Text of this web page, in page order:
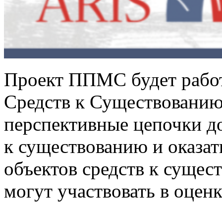
Проект ППМС будет
Средств к
перспективные цепочки
к существованию и
объектов средств к
могут участвовать в